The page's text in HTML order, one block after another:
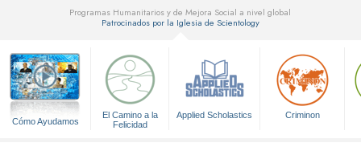
Programas Humanitarios y de Mejora Social a nivel global
Patrocinados por la Iglesia de Scientology
Cómo Ayudamos
El Camino a la
Felicidad
Applied Scholastics Criminon